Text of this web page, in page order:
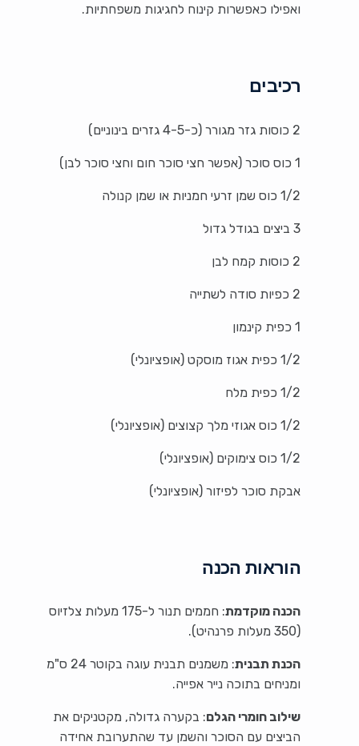
ואפילו כאפשרות קינוח לחגיגות משפחתיות.
רכיבים
2 כוסות גזר מגורר (כ-4-5 גזרים בינוניים)
1 כוס סוכר (אפשר חצי סוכר חום וחצי סוכר לבן)
1/2 כוס שמן זרעי חמניות או שמן קנולה
3 ביצים בגודל גדול
2 כוסות קמח לבן
2 כפיות סודה לשתייה
1 כפית קינמון
1/2 כפית אגוז מוסקט (אופציונלי)
1/2 כפית מלח
1/2 כוס אגוזי מלך קצוצים (אופציונלי)
1/2 כוס צימוקים (אופציונלי)
אבקת סוכר לפיזור (אופציונלי)
הוראות הכנה
הכנה מוקדמת
: חממים תנור ל-175 מעלות צלזיוס
(350 מעלות פרנהיט).
הכנת תבנית
: משמנים תבנית עוגה בקוטר 24 ס"מ
ומניחים בתוכה נייר אפייה.
שילוב חומרי הגלם: בקערה גדולה, מקטניקים את
הביצים עם הסוכר והשמן עד שהתערובת אחידה